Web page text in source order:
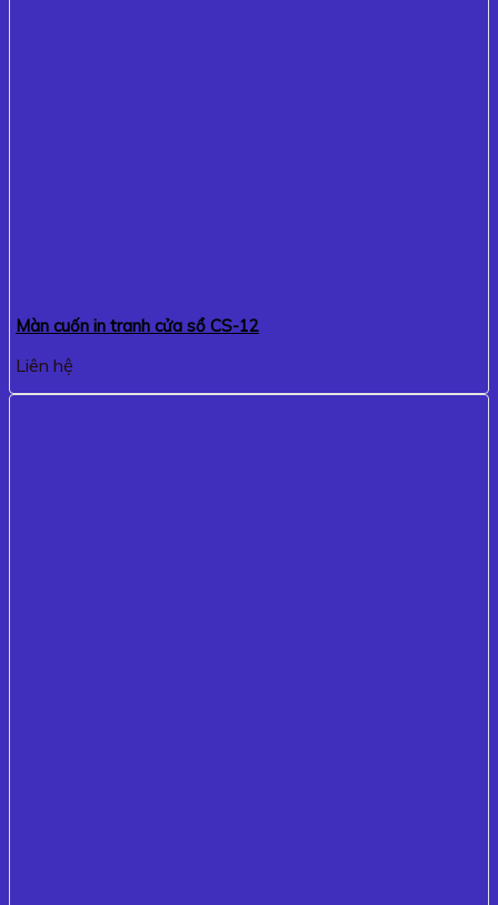
Màn cuốn in tranh cửa sổ CS-12
Liên hệ